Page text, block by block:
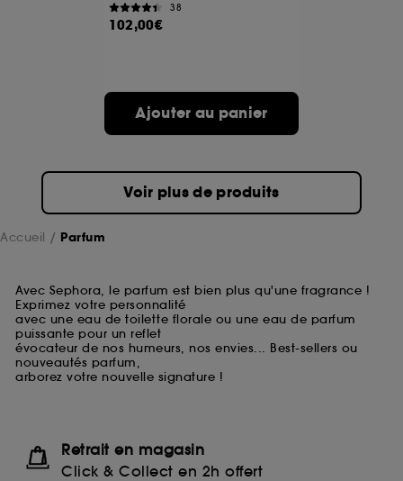
38
102,00€
Ajouter au panier
Voir plus de produits
Accueil Parfum
Avec Sephora, le parfum est bien plus qu'une fragrance !
Exprimez votre personnalité
avec une eau de toilette florale ou une eau de parfum
puissante pour un reflet
évocateur de nos humeurs, nos envies... Best-sellers ou
nouveautés parfum,
arborez votre nouvelle signature !
Retrait en magasin
Click & Collect en 2h offert